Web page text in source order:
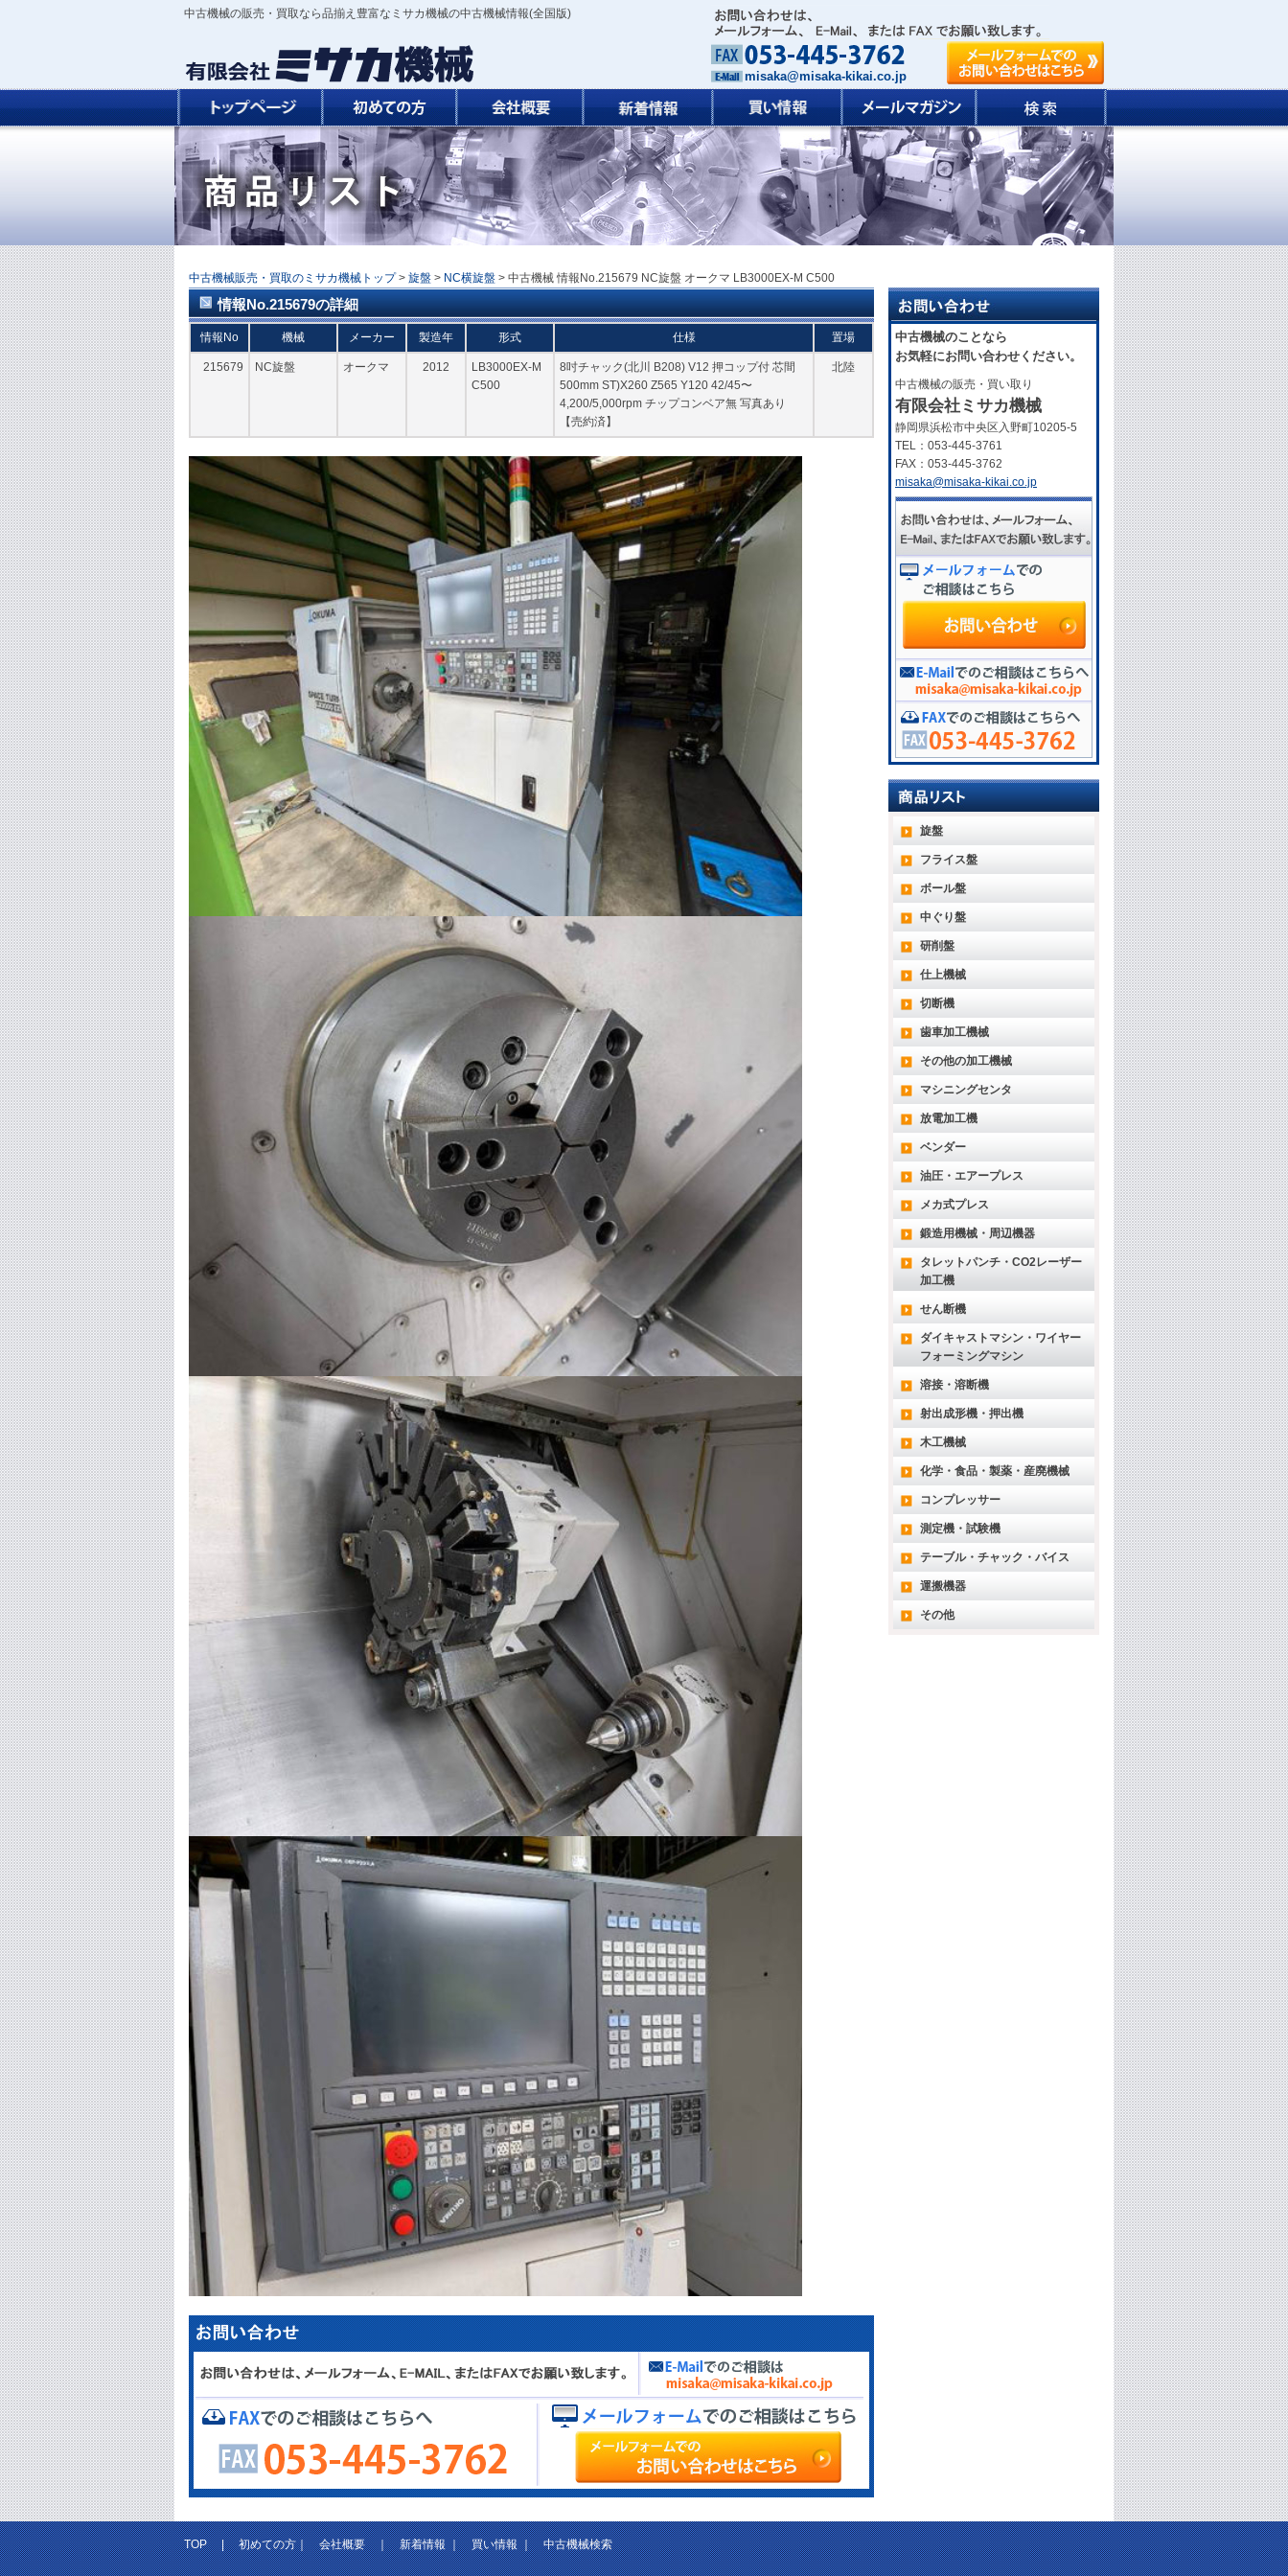
中古機械の販売・買取なら品揃え豊富なミサカ機械の中古機械情報(全国版)
misaka@misaka-kikai.co.jp
中古機械販売・買取のミサカ機械トップ > 旋盤 > NC横旋盤 > 中古機械 情報No.215679 NC旋盤 オークマ LB3000EX-M C500
情報No.215679の詳細
情報No 機械 メーカー 製造年 形式 仕様 置場
215679 NC旋盤 オークマ 2012
LB3000EX-M
C500
8吋チャック(北川 B208) V12 押コップ付 芯間
500mm ST)X260 Z565 Y120 42/45〜
4,200/5,000rpm チップコンベア無 写真あり
【売約済】
北陸
中古機械のことなら
お気軽にお問い合わせください。
中古機械の販売・買い取り
有限会社ミサカ機械
静岡県浜松市中央区入野町10205-5
TEL：053-445-3761
FAX：053-445-3762
misaka@misaka-kikai.co.jp
旋盤
フライス盤
ボール盤
中ぐり盤
研削盤
仕上機械
切断機
歯車加工機械
その他の加工機械
マシニングセンタ
放電加工機
ベンダー
油圧・エアープレス
メカ式プレス
鍛造用機械・周辺機器
タレットパンチ・CO2レーザー
加工機
せん断機
ダイキャストマシン・ワイヤー
フォーミングマシン
溶接・溶断機
射出成形機・押出機
木工機械
化学・食品・製薬・産廃機械
コンプレッサー
測定機・試験機
テーブル・チャック・バイス
運搬機器
その他
TOP|初めての方｜会社概要｜新着情報｜買い情報｜中古機械検索